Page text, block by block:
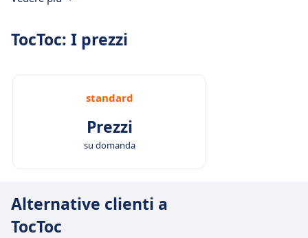
TocToc: I prezzi
standard
Prezzi
su domanda
Alternative clienti a
TocToc